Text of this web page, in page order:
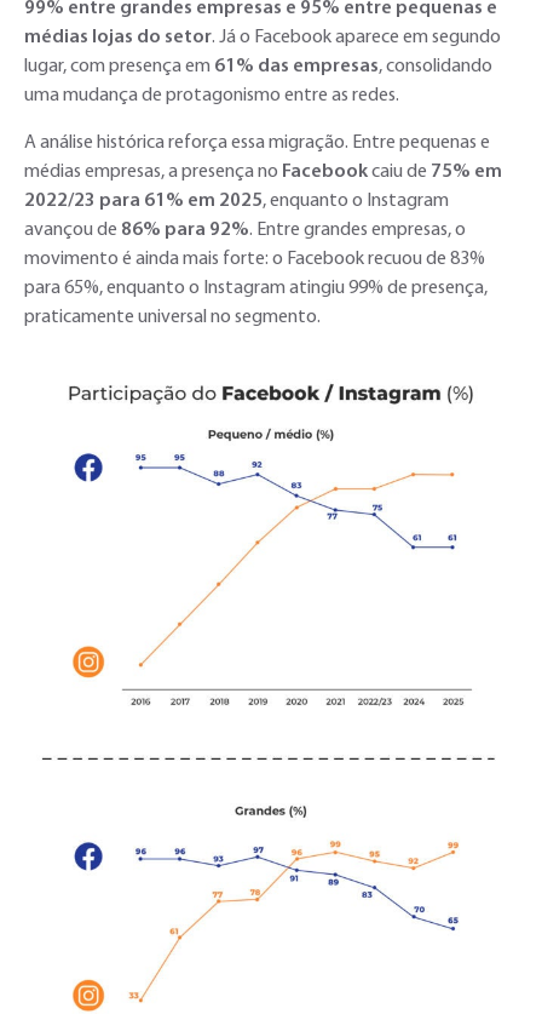
99% entre grandes empresas e 95% entre pequenas e
médias lojas do setor. Já o Facebook aparece em segundo
lugar, com presença em 61% das empresas, consolidando
uma mudança de protagonismo entre as redes.
A análise histórica reforça essa migração. Entre pequenas e
médias empresas, a presença no Facebookcaiu de 75% em
2022/23 para 61% em 2025, enquanto o Instagram
avançou de 86% para 92%. Entre grandes empresas, o
movimento é ainda mais forte: o Facebook recuou de 83%
para 65%, enquanto o Instagram atingiu 99% de presença,
praticamente universal no segmento.